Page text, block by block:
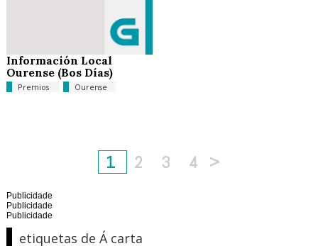
Información Local
Ourense (Bos Días)
Premios Ourense
1 2 3 4 >
Publicidade
Publicidade
Publicidade
etiquetas de Á carta